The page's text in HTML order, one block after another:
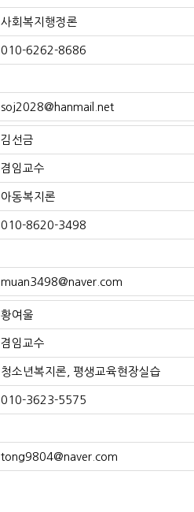
사회복지행정론
010-6262-8686
soj2028@hanmail.net
김선금
겸임교수
아동복지론
010-8620-3498
muan3498@naver.com
황여울
겸임교수
청소년복지론, 평생교육현장실습
010-3623-5575
tong9804@naver.com